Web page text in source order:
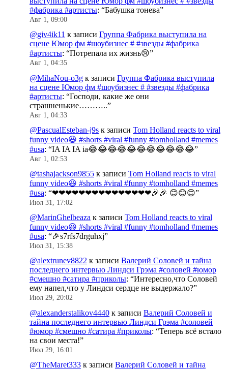
#фабрика #артисты: “Бабушка тонева”
Авг 1, 09:00
@giv4ik11 к записи Группа Фабрика выступила на
сцене Юмор фм #шоубизнес # #звезды #фабрика
#артисты: “Потрепала их жизнь😢”
Авг 1, 04:35
@MihaNou-o3g к записи Группа Фабрика выступила
на сцене Юмор фм #шоубизнес # #звезды #фабрика
#артисты: “Господи, какие же они
страшненькие………..”
Авг 1, 04:33
@PascualEsteban-j9s к записи Tom Holland reacts to viral
funny video😆 #shorts #viral #funny #tomholland #memes
#usa: “IA IA IA ia😂😂😂😂😂😂😂😂😂😂😂”
Авг 1, 02:53
@tashajackson9855 к записи Tom Holland reacts to viral
funny video😆 #shorts #viral #funny #tomholland #memes
#usa: “❤❤❤❤❤❤❤❤❤❤❤❤❤❤❤🎉🎉 😊😊😊”
Июл 31, 17:02
@MarinGhelbeaza к записи Tom Holland reacts to viral
funny video😆 #shorts #viral #funny #tomholland #memes
#usa: “🎉s7rfs7drguhxj”
Июл 31, 15:38
@alextrunev8822 к записи Валерий Соловей и тайна
последнего интервью Линдси Грэма #соловей #юмор
#смешно #сатира #приколы: “Интересно,что Соловей
ему напел,что у Линдси сердце не выдержало?”
Июл 29, 20:02
@alexanderstalikov4440 к записи Валерий Соловей и
тайна последнего интервью Линдси Грэма #соловей
#юмор #смешно #сатира #приколы: “Теперь всё встало
на свои места!”
Июл 29, 16:01
@TheMaret333 к записи Валерий Соловей и тайна